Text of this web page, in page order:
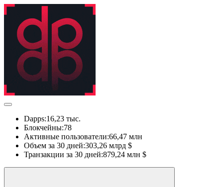
Dapps:16,23 тыс.
Блокчейны:78
Активные пользователи:66,47 млн
Объем за 30 дней:303,26 млрд $
Транзакции за 30 дней:879,24 млн $